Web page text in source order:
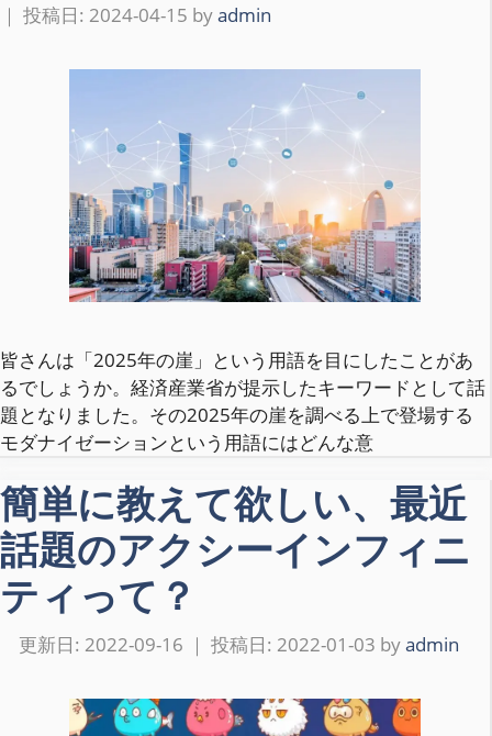
2024-04-15 byadmin
皆さんは「2025年の崖」という用語を目にしたことがあ
るでしょうか。経済産業省が提示したキーワードとして話
題となりました。その2025年の崖を調べる上で登場する
モダナイゼーションという用語にはどんな意
簡単に教えて欲しい、最近
話題のアクシーインフィニ
ティって？
2022-09-16 2022-01-03 byadmin